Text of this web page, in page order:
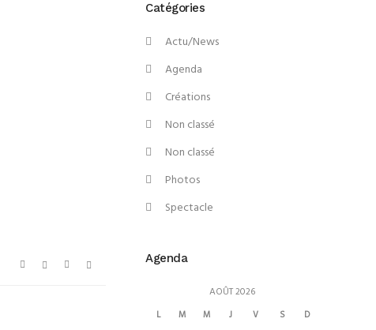
Catégories
Actu/News
Agenda
Créations
Non classé
Non classé
Photos
Spectacle
Agenda
AOÛT 2026
L M M J V S
D